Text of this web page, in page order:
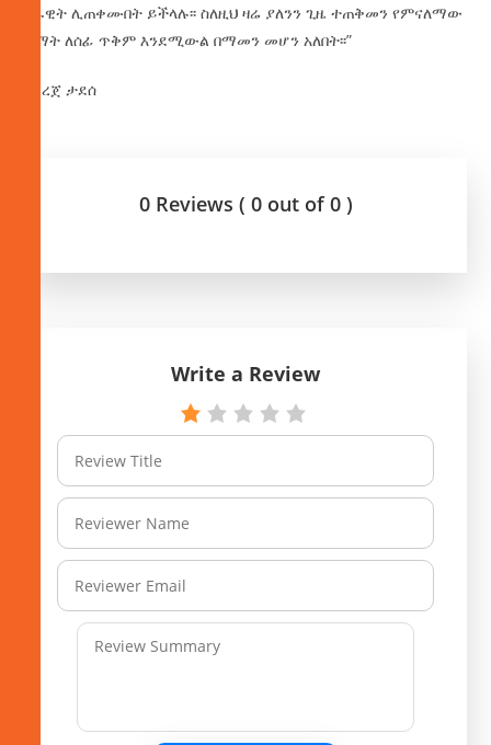
አራዊት ሊጠቀሙበት ይችላሉ፡፡ ስለዚህ ዛሬ ያለንን ጊዜ ተጠቅመን የምናለማው
ልማት ለሰፊ ጥቅም እንደሚውል በማመን መሆን አለበት፡፡”
በደረጀ ታደሰ
0 Reviews ( 0 out of 0 )
Write a Review